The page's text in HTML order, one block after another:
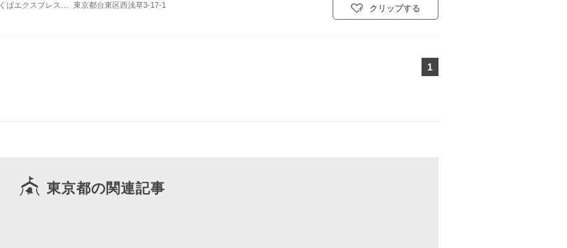
東京都台東区西浅草3-17-1 クリップする
1
東京都の関連記事